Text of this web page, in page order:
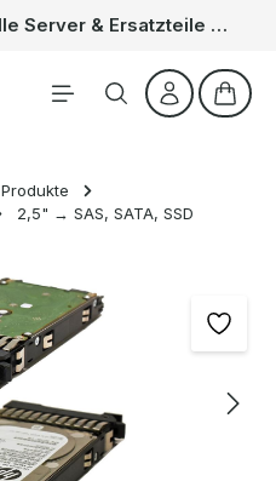
Sommer-Deal: 15% auf alle Server & Ersatzteile – Kein Code nötig, der Rabatt wird automatisch im Warenkorb abgezogen. Gültig vom 01.06. bis 31.08.
Produkte
2,5" → SAS, SATA, SSD